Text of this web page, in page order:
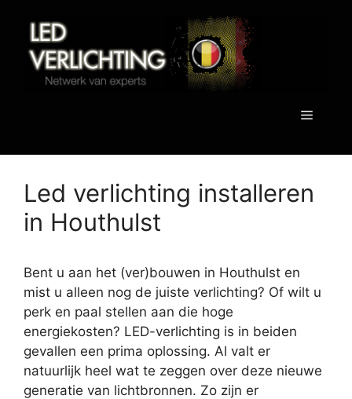
inhoud
Menu
Led verlichting installeren
in Houthulst
Bent u aan het (ver)bouwen in Houthulst en
mist u alleen nog de juiste verlichting? Of wilt u
perk en paal stellen aan die hoge
energiekosten? LED-verlichting is in beiden
gevallen een prima oplossing. Al valt er
natuurlijk heel wat te zeggen over deze nieuwe
generatie van lichtbronnen. Zo zijn er